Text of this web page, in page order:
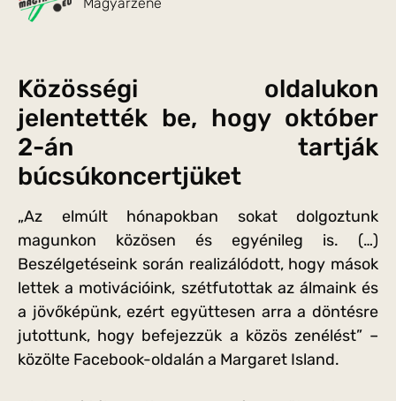
Közösségi oldalukon
jelentették be, hogy október
2-án tartják
búcsúkoncertjüket
„Az elmúlt hónapokban sokat dolgoztunk
magunkon közösen és egyénileg is. (…)
Beszélgetéseink során realizálódott, hogy mások
lettek a motivációink, szétfutottak az álmaink és
a jövőképünk, ezért együttesen arra a döntésre
jutottunk, hogy befejezzük a közös zenélést” –
közölte Facebook-oldalán a Margaret Island.